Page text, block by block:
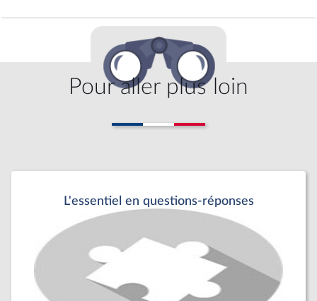
Pour aller plus loin
L'essentiel en questions-réponses